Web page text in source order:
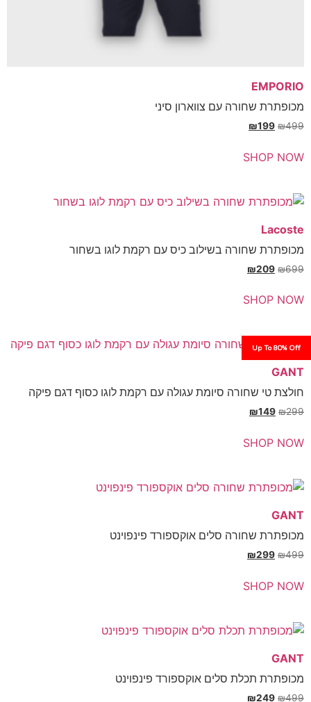
עם צווארון סיני
₪
בשילוב כיס עם רקמת לוגו בשחור
₪
סיומת עגולה עם רקמת לוגו כסוף דגם פיקה
₪
סלים אוקספורד פינפוינט
₪
סלים אוקספורד פינפוינט
₪